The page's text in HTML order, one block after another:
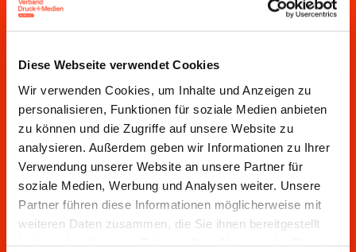
Diese Webseite verwendet Cookies
Wir verwenden Cookies, um Inhalte und Anzeigen zu
personalisieren, Funktionen für soziale Medien anbieten
zu können und die Zugriffe auf unsere Website zu
analysieren. Außerdem geben wir Informationen zu Ihrer
Verwendung unserer Website an unsere Partner für
soziale Medien, Werbung und Analysen weiter. Unsere
Partner führen diese Informationen möglicherweise mit
weiteren Daten zusammen, die Sie ihnen bereitgestellt
Markgrafenstraße 15 • 10969 Berlin
030 3022021 • E
info@vdmno.de
Anreisehinweise
Überbetriebliche Ausbildung im NordOsten
Bödekerstraße 10 • 30161 Hannover
T0511 33806-0• Einfo@vdmno.de